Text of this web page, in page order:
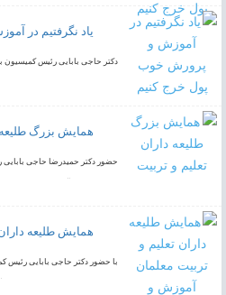
یاد نگرفتیم در
دکتر حاجی بابایی رئیس کمیسیون
همایش بزرگ طلیعه
حضور دکتر حمیدرضا حاجی
صحرایی وزیر آموزش و پرورش در
با حضور دکتر حاجی بابایی رئیس
اسلامی دکتر صحرایی وزیر محترم